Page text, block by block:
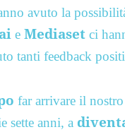
avuto la
eMediaset ci
tanti feedback
far arrivare il
sette anni, a